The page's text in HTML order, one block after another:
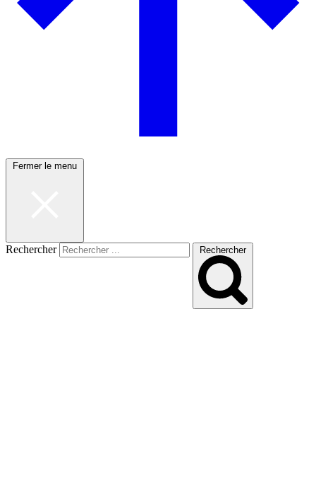
Fermer le menu
Rechercher Rechercher